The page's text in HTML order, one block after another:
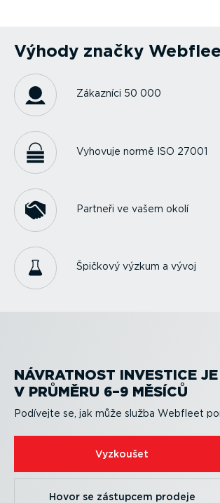
Výhody značky
Zákazníci 50 000
Vyhovuje normě ISO 27001
Partneři ve vašem okolí
Špičkový výzkum a vývoj
NÁVRATNOST INVESTICE JE
V PRŮMĚRU 6–9 MĚSÍCŮ
Podívejte se, jak může služba Webfleet
Vyzkoušet
Hovor se zástupcem prodeje